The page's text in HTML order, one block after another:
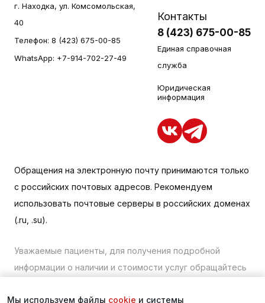
г. Находка, ул. Комсомольская,
40
Телефон: 8 (423) 675-00-85
WhatsApp: +7-914-702-27-49
Контакты
8 (423) 675-00-85
Единая справочная
служба
Юридическая
информация
Обращения на электронную почту принимаются только
с российских почтовых адресов. Рекомендуем
использовать почтовые серверы в российских доменах
(.ru, .su).
Уважаемые пациенты, для получения подробной
информации о наличии и стоимости услуг обращайтесь
связи или по телефону в Находке:+7 (423) 675-00-85
Мы используем файлы cookie и системы